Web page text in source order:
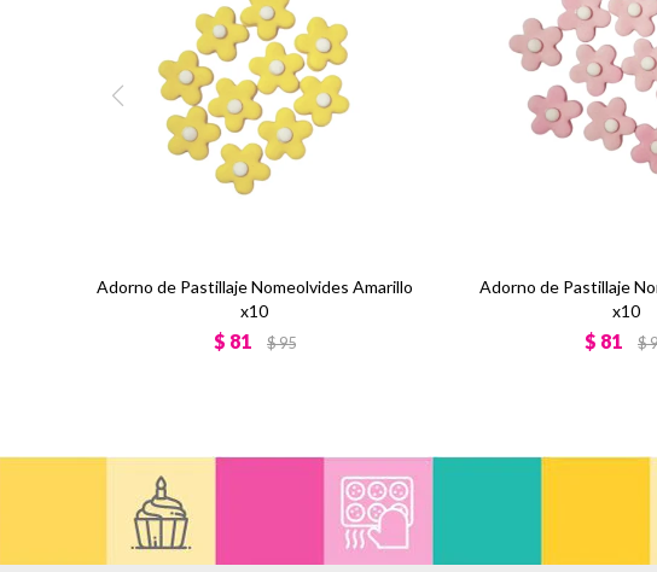
Adorno de Pastillaje Nomeolvides Amarillo
x10
$ 81 $95
Adorno de Pastillaje
x10
$ 81 $